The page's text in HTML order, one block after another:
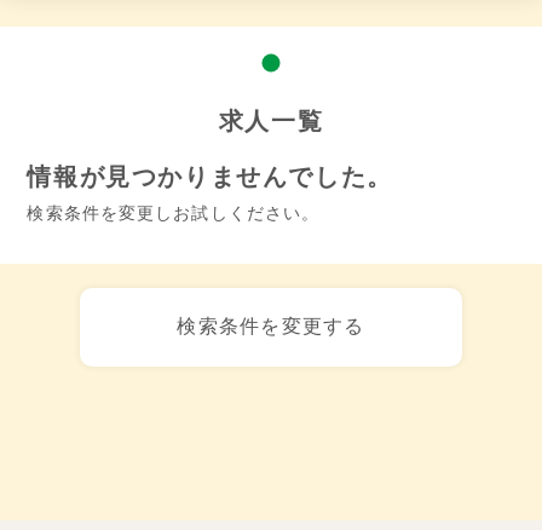
求人一覧
情報が見つかりませんでした。
検索条件を変更しお試しください。
検索条件を変更する